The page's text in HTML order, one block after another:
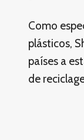
Como
plásticos,
países a
de